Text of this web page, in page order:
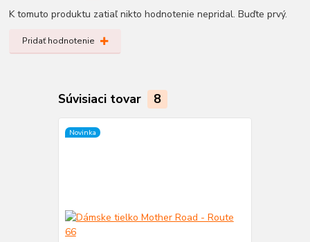
K tomuto produktu zatiaľ nikto hodnotenie nepridal. Buďte prvý.
Pridať hodnotenie
Súvisiaci tovar 8
Novinka